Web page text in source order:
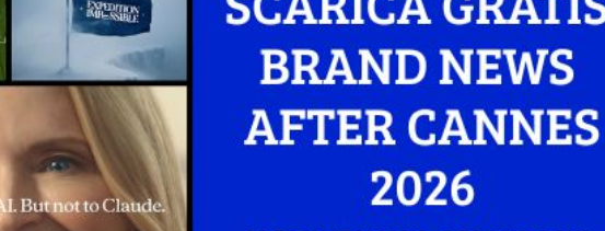
DIGITALE
EDITORIA
ESTERNA
RADIO / AUDIO
TV